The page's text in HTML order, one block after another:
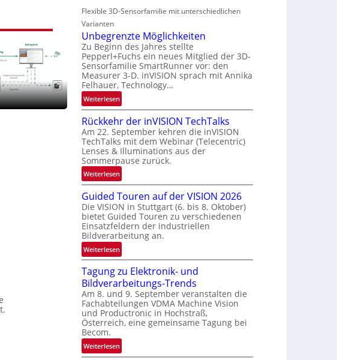
e
s
-
B
-
R
u
n
d
e
o
n
N
e
w
s
Flexible 3D-Sensorfamilie mit unterschiedlichen
Varianten
Unbegrenzte Möglichkeiten
Zu Beginn des Jahres stellte
Pepperl+Fuchs ein neues Mitglied der 3D-
Sensorfamilie SmartRunner vor: den
Measurer 3-D. inVISION sprach mit Annika
Felhauer, Technology…
Weiterlesen:
U
n
b
e
g
r
e
z
t
e
M
g
l
i
c
h
k
e
i
t
Rückkehr der inVISION TechTalks
Am 22. September kehren die inVISION
TechTalks mit dem Webinar (Telecentric)
Lenses & Illuminations aus der
Sommerpause zurück.
Weiterlesen:
R
ü
c
k
k
e
h
d
e
r
i
n
I
S
Guided Touren auf der VISION 2026
Die VISION in Stuttgart (6. bis 8. Oktober)
bietet Guided Touren zu verschiedenen
Einsatzfeldern der industriellen
Bildverarbeitung an.
Weiterlesen:
G
u
i
d
e
d
T
o
u
Tagung zu Elektronik- und
Bildverarbeitungs-Trends
Am 8. und 9. September veranstalten die
Fachabteilungen VDMA Machine Vision
und Productronic in Hochstraß,
Österreich, eine gemeinsame Tagung bei
Becom.
Weiterlesen:
T